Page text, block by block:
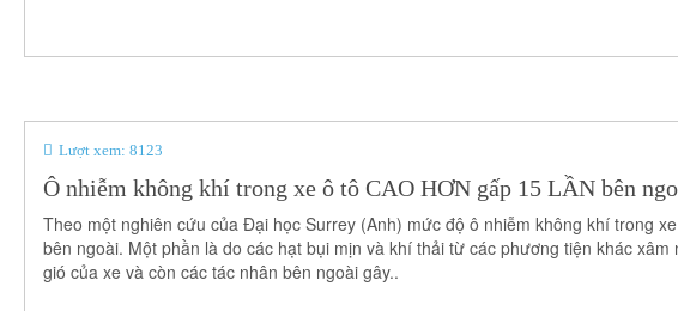
Lượt xem: 8123
Ô nhiễm không khí trong xe ô tô CAO HƠN gấp 15 LẦN bên
Theo một nghiên cứu của Đại học Surrey (Anh) mức độ ô nhiễm không khí trong
bên ngoài. Một phần là do các hạt bụi mịn và khí thải từ các phương tiện khác
gió của xe và còn các tác nhân bên ngoài gây..